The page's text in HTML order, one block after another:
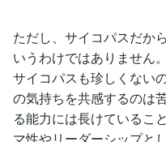
ただし、サイコパスだか
いうわけではありません
サイコパスも珍しくない
の気持ちを共感するのは
る能力には長けているこ
マ性やリーダーシップと